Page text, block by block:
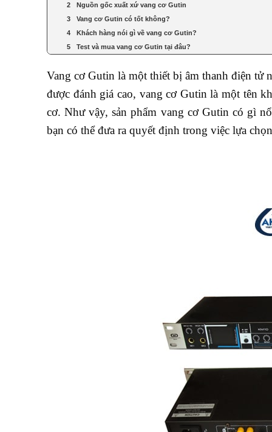
Nguồn gốc xuất xứ vang cơ Gutin
Vang cơ Gutin có tốt không?
Khách hàng nói gì về vang cơ Gutin?
Test và mua vang cơ Gutin tại đâu?
Vang cơ Gutin là một thiết bị âm thanh điện tử
được đánh giá cao, vang cơ Gutin là một tên
cơ. Như vậy, sản phẩm vang cơ Gutin có gì
bạn có thể đưa ra quyết định trong việc lựa